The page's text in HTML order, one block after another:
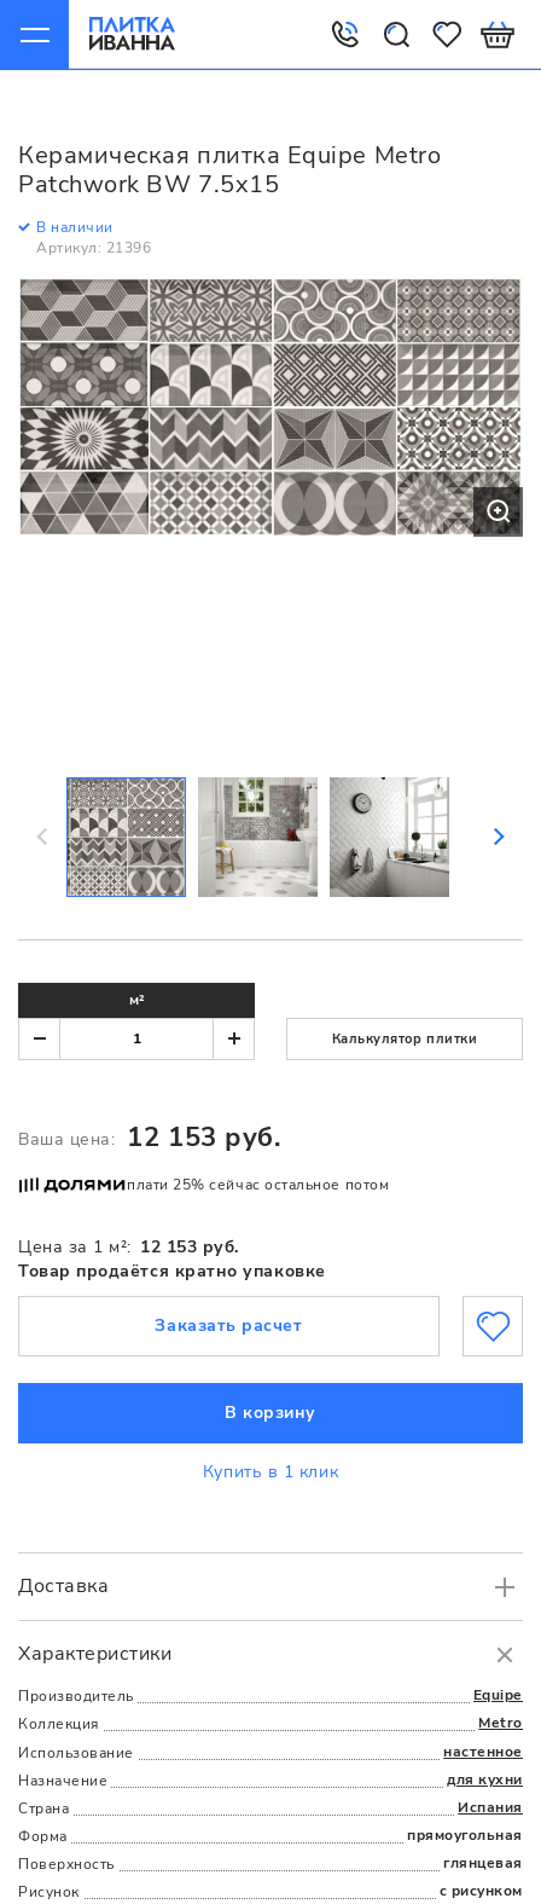
Керамическая плитка Equipe Metro
Patchwork BW 7.5x15
В наличии
Артикул: 21396
Характеристики
Производитель
Equipe
Коллекция
Metro
Использование
настенное
Назначение
для кухни
Страна
Испания
Форма
прямоугольная
Поверхность
глянцевая
Рисунок
с рисунком
Доставка
Доставка
НаличымиКартойПо счетуДолями
Цена за 1 м²: 12 153 руб.
Товар продаётся кратно упаковке
м²
Калькулятор плитки
Ваша цена: 12 153 руб.
плати 25% сейчас остальное потом
В корзину
Купить в 1 клик
Заказать расчет